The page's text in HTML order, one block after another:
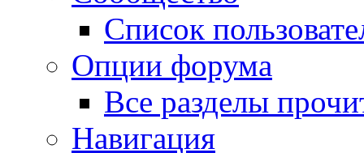
Список
Опции форума
Все разделы
Навигация